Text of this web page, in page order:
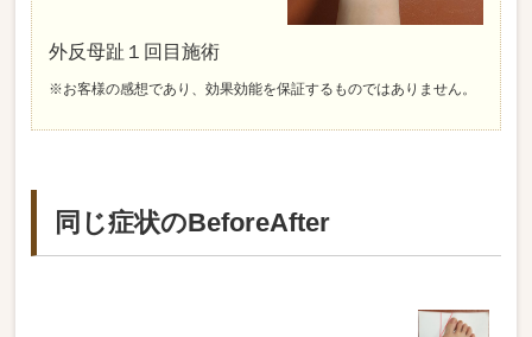
外反母趾１回目施術
※お客様の感想であり、効果効能を保証するものではありません。
同じ症状のBeforeAfter